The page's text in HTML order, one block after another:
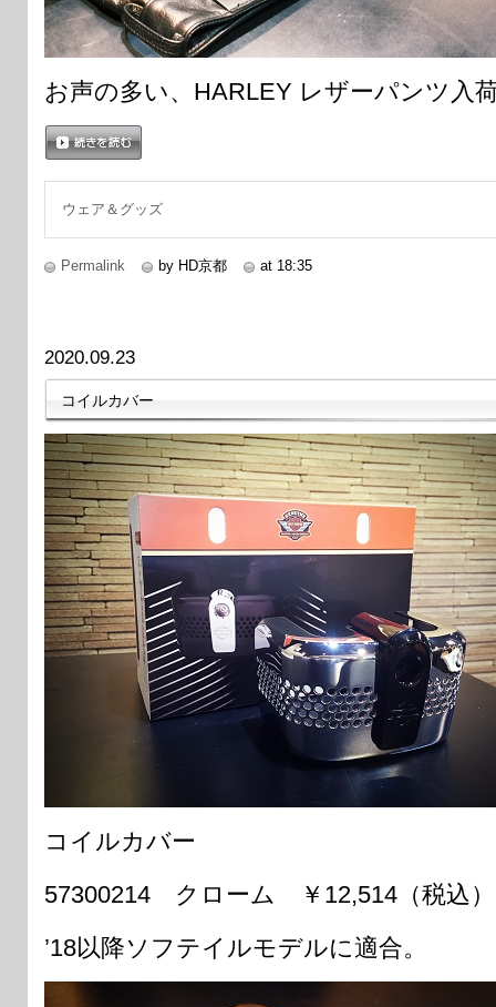
お声の多い、HARLEY レザーパンツ入
ウェア＆グッズ
Permalink by HD京都 at 18:35
2020.09.23
コイルカバー
コイルカバー
57300214 クローム ￥12,514（税込）
’18以降ソフテイルモデルに適合。